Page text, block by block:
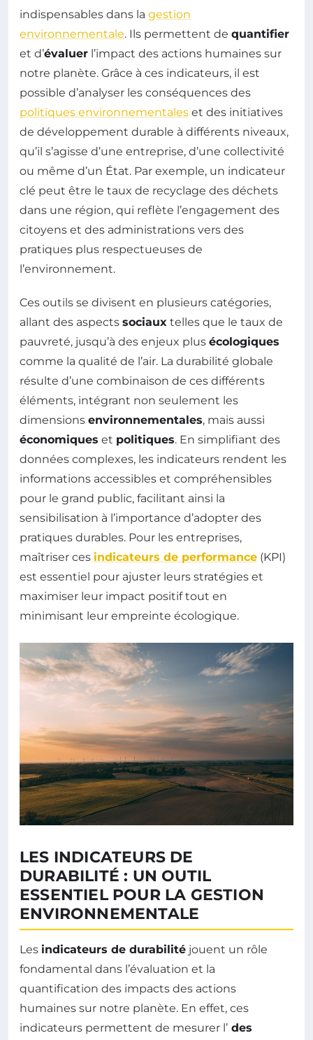
indispensables dans la gestion
environnementale. Ils permettent de quantifier
et d’évaluer l’impact des actions humaines sur
notre planète. Grâce à ces indicateurs, il est
possible d’analyser les conséquences des
politiques environnementales et des initiatives
de développement durable à différents niveaux,
qu’il s’agisse d’une entreprise, d’une collectivité
ou même d’un État. Par exemple, un indicateur
clé peut être le taux de recyclage des déchets
dans une région, qui reflète l’engagement des
citoyens et des administrations vers des
pratiques plus respectueuses de
l’environnement.
Ces outils se divisent en plusieurs catégories,
allant des aspects sociaux telles que le taux de
pauvreté, jusqu’à des enjeux plus écologiques
comme la qualité de l’air. La durabilité globale
résulte d’une combinaison de ces différents
éléments, intégrant non seulement les
dimensions environnementales, mais aussi
économiques et politiques. En simplifiant des
données complexes, les indicateurs rendent les
informations accessibles et compréhensibles
pour le grand public, facilitant ainsi la
sensibilisation à l’importance d’adopter des
pratiques durables. Pour les entreprises,
maîtriser ces indicateurs de performance (KPI)
est essentiel pour ajuster leurs stratégies et
maximiser leur impact positif tout en
minimisant leur empreinte écologique.
LES INDICATEURS DE
DURABILITÉ : UN OUTIL
ESSENTIEL POUR LA GESTION
ENVIRONNEMENTALE
Les indicateurs de durabilité jouent un rôle
fondamental dans l’évaluation et la
quantification des impacts des actions
humaines sur notre planète. En effet, ces
indicateurs permettent de mesurer l’ des